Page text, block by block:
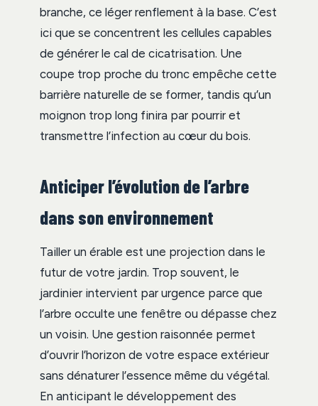
branche, ce léger renflement à la base. C’est
ici que se concentrent les cellules capables
de générer le cal de cicatrisation. Une
coupe trop proche du tronc empêche cette
barrière naturelle de se former, tandis qu’un
moignon trop long finira par pourrir et
transmettre l’infection au cœur du bois.
Anticiper l’évolution de l’arbre
dans son environnement
Tailler un érable est une projection dans le
futur de votre jardin. Trop souvent, le
jardinier intervient par urgence parce que
l’arbre occulte une fenêtre ou dépasse chez
un voisin. Une gestion raisonnée permet
d’ouvrir l’horizon de votre espace extérieur
sans dénaturer l’essence même du végétal.
En anticipant le développement des